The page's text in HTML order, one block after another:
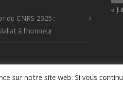
du CNRS 2025 :
à l’honneur
«
sur notre site web. Si vous